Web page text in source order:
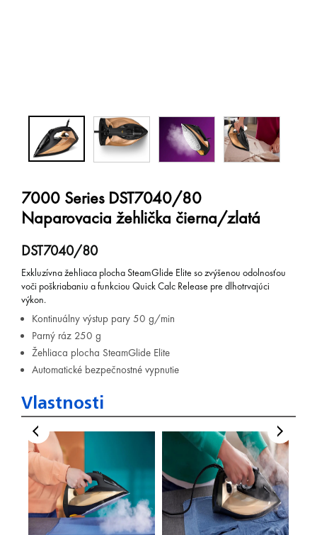
7000 Series DST7040/80
Naparovacia žehlička čierna/zlatá
DST7040/80
Exkluzívna žehliaca plocha SteamGlide Elite so zvýšenou odolnosťou
voči poškriabaniu a funkciou Quick Calc Release pre dlhotrvajúci
výkon.
Kontinuálny výstup pary 50 g/min
Parný ráz 250 g
Žehliaca plocha SteamGlide Elite
Automatické bezpečnostné vypnutie
Vlastnosti